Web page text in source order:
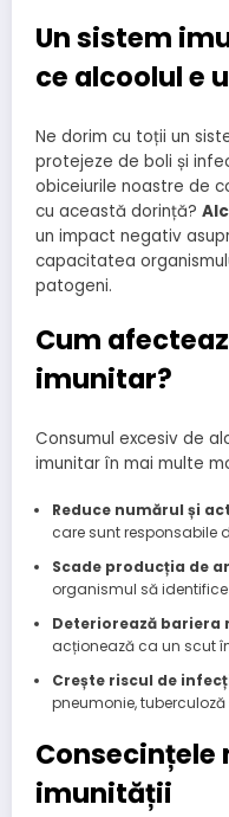
Un sistem
ce alcoolul e
Ne dorim cu toții un
protejeze de boli și
obiceiurile noastre de
cu această dorință?
un impact negativ
capacitatea
patogeni.
Cum
imunitar?
Consumul excesiv de
imunitar în mai multe
Reduce numărul și
care sunt responsabile
Scade producția de
organismul să
Deteriorează bariera
acționează ca un scut
Crește riscul de
pneumonie, tuberculoză
Consecințele
imunității